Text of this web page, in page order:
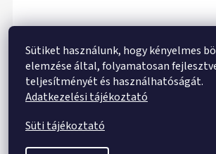
Sütiket használunk, hogy kényelmes
elemzése által, folyamatosan
teljesítményét és használhatóságát.
Adatkezelési tájékoztató
Süti tájékoztató